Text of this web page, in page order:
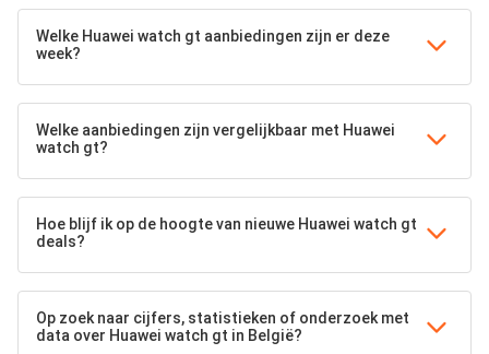
Welke Huawei watch gt aanbiedingen zijn er deze
week?
Welke aanbiedingen zijn vergelijkbaar met Huawei
watch gt?
Hoe blijf ik op de hoogte van nieuwe Huawei watch gt
deals?
Op zoek naar cijfers, statistieken of onderzoek met
data over Huawei watch gt in België?